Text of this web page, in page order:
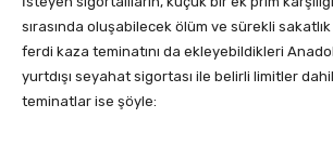
sırasında oluşabilecek ölüm ve sürekli sakatlık
ferdi kaza teminatını da ekleyebildikleri
yurtdışı seyahat sigortası ile belirli limitler
teminatlar ise şöyle: